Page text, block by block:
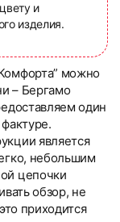
и
изделия.
можно
– Бергамо
один
является
небольшим
цепочки
обзор, не
приходится